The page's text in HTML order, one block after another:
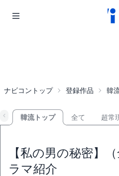
ナビコントップ 登録作品 韓
韓流トップ 全て 超常
【私の男の秘密】
ラマ紹介